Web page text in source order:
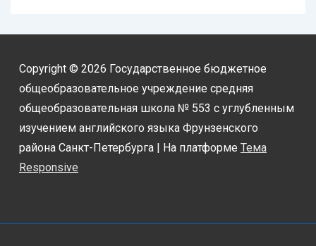
Copyright © 2026 Государственное бюджетное
общеобразовательное учреждение средняя
общеобразовательная школа № 553 с углубленным
изучением английского языка Фрунзенского
района Санкт-Петербурга
| На платформе Тема
Responsive